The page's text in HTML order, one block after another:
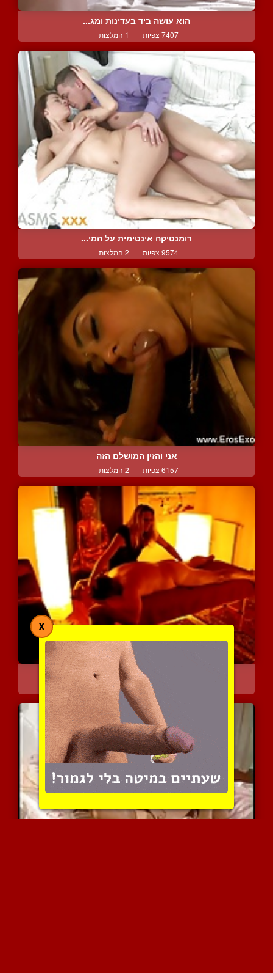
הוא עושה ביד בעדינות ומג...
7407 צפיות | 1 המלצות
רומנטיקה אינטימית על המי...
9574 צפיות | 2 המלצות
אני והזין המושלם הזה
6157 צפיות | 2 המלצות
אישה מעניקה לחתיך עיסוי ...
| 7 המלצות
X